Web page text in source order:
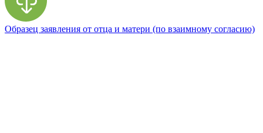
Образец заявления от отца и матери (по взаимному согласию)